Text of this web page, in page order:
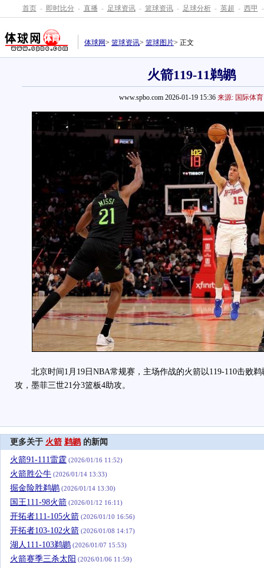
首页 - 即时比分 - 直播 - 足球资讯 - 篮球资讯 - 足球分析 - 英超 - 西甲 -
体球网> 篮球资讯> 篮球图片> 正文
火箭119-11鹈鹕
www.spbo.com 2026-01-19 15:36 来源: 国际体育
北京时间1月19日NBA常规赛，主场作战的火箭以119-110击败鹈
攻，墨菲三世21分3篮板4助攻。
更多关于 火箭 鹈鹕的新闻
火箭91-111雷霆 (2026/01/16 11:52)
火箭胜公牛 (2026/01/14 13:33)
掘金险胜鹈鹕 (2026/01/14 13:30)
国王111-98火箭 (2026/01/12 16:11)
开拓者111-105火箭 (2026/01/10 16:56)
开拓者103-102火箭 (2026/01/08 14:17)
湖人111-103鹈鹕 (2026/01/07 15:53)
火箭赛季三杀太阳 (2026/01/06 11:59)